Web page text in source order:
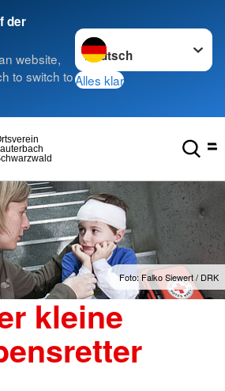
der
website,
to switch to
Sprache wechseln zu
Alles klar
Foto: Falko Siewert / DRK
kleine